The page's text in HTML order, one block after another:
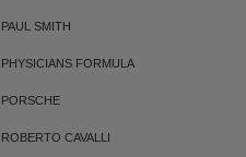
PAUL SMITH
PHYSICIANS FORMULA
PORSCHE
ROBERTO CAVALLI